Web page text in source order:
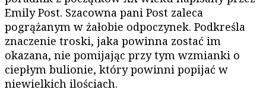
Emily Post. Szacowna pani Post zaleca
pogrążanym w żałobie odpoczynek. Podkreśla
znaczenie troski, jaka powinna zostać im
okazana, nie pomijając przy tym wzmianki o
ciepłym bulionie, który powinni popijać w
niewielkich ilościach.